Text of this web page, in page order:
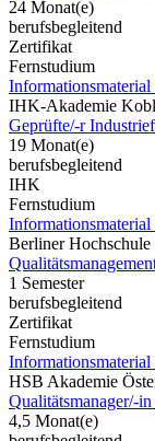
24 Monat(e)
berufsbegleitend
Zertifikat
Fernstudium
Informationsmaterial
IHK-Akademie
Geprüfte/-r
19 Monat(e)
berufsbegleitend
IHK
Fernstudium
Informationsmaterial
Berliner
1 Semester
berufsbegleitend
Zertifikat
Fernstudium
Informationsmaterial
HSB Akademie
Qualitätsmanager/-
4,5 Monat(e)